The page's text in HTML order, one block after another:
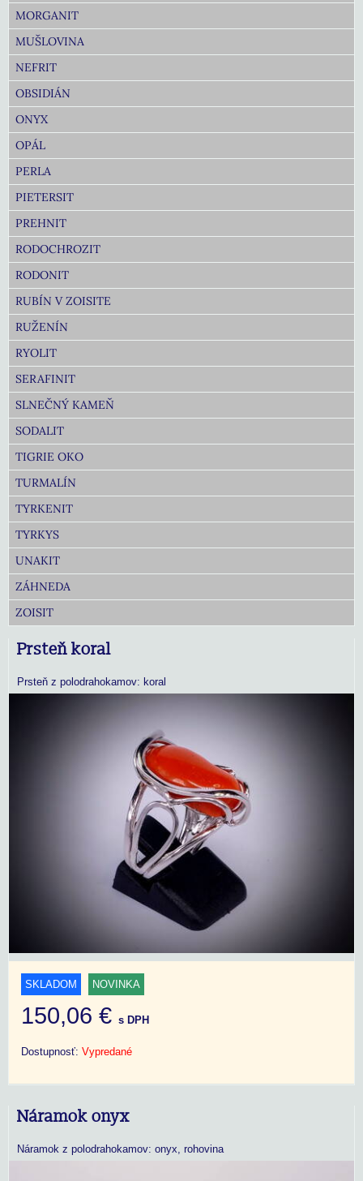
MORGANIT
MUŠLOVINA
NEFRIT
OBSIDIÁN
ONYX
OPÁL
PERLA
PIETERSIT
PREHNIT
RODOCHROZIT
RODONIT
RUBÍN V ZOISITE
RUŽENÍN
RYOLIT
SERAFINIT
SLNEČNÝ KAMEŇ
SODALIT
TIGRIE OKO
TURMALÍN
TYRKENIT
TYRKYS
UNAKIT
ZÁHNEDA
ZOISIT
Prsteň koral
Prsteň z polodrahokamov: koral
SKLADOM NOVINKA
150,06 € s DPH
Dostupnosť: Vypredané
Náramok onyx
Náramok z polodrahokamov: onyx, rohovina